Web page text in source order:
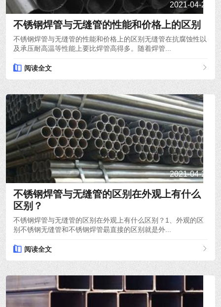
2021-04-21
不锈钢焊管与无缝管的性能和价格上的区别
不锈钢焊管与无缝管的性能和价格上的区别无缝管在抗腐蚀性以
及承压耐高温等性能上要比焊管高得多。随着焊管...
阅读全文
2021-04-20
不锈钢焊管与无缝管的区别在外观上有什么
区别？
不锈钢焊管与无缝管的区别在外观上有什么区别？1、外观的区
别不锈钢无缝管和不锈钢焊管朂直接的区别就是外...
阅读全文